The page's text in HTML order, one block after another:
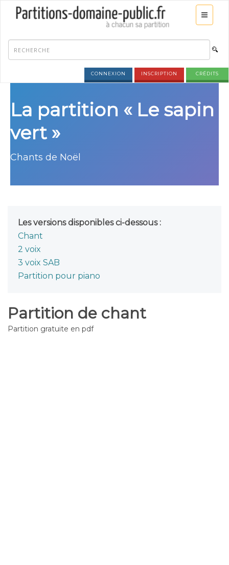
CONNEXION INSCRIPTION CRÉDITS
La partition « Le sapin
vert »
Chants de Noël
Les versions disponibles ci-dessous :
Chant
2 voix
3 voix SAB
Partition pour piano
Partition de chant
Partition gratuite en pdf